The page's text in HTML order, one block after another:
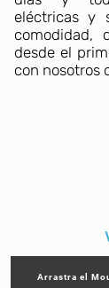
eléctricas y
comodidad,
desde el
con nosotros
Arrastra el